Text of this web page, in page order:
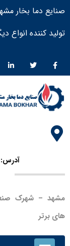
صنایع دما بخار
تولید کننده انواع
آدرس:
مشهد – شهرک
های برتر